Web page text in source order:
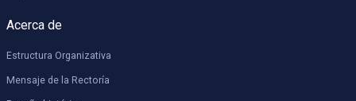
Acerca de
Estructura Organizativa
Mensaje de la Rectoría